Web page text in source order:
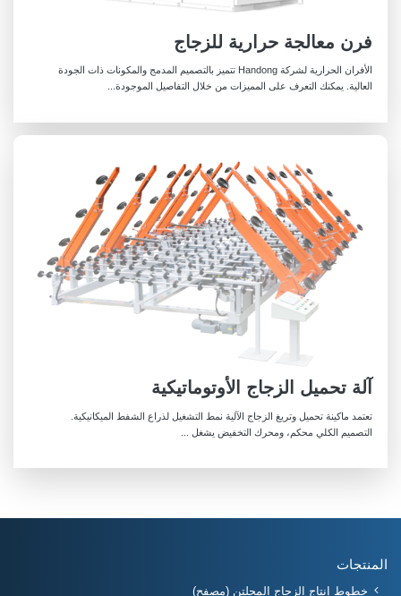
فرن معالجة حرارية للزجاج
الأفران الحرارية لشركة Handong تتميز بالتصميم المدمج والمكونات ذات الجودة
العالية. يمكنك التعرف على المميزات من خلال التفاصيل الموجودة...
آلة تحميل الزجاج الأوتوماتيكية
تعتمد ماكينة تحميل وتريغ الزجاج الآلية نمط التشغيل لذراع الشفط الميكانيكية.
التصميم الكلي محكم، ومحرك التخفيض يشغل ...
المنتجات
خطوط إنتاج الزجاج المجلتن (مصفح)